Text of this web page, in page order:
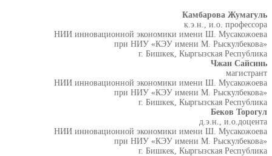
Камбарова Жумагуль
к.э.н., и.о. профессора
НИИ инновационной экономики имени Ш. Мусакожоева
при НИУ «КЭУ имени М. Рыскулбекова»
г. Бишкек, Кыргызская Республика
Чжан Сайсинь
магистрант
НИИ инновационной экономики имени Ш. Мусакожоева
при НИУ «КЭУ имени М. Рыскулбекова»
г. Бишкек, Кыргызская Республика
Беков Торогул
д.э.н., и.о.доцента
НИИ инновационной экономики имени Ш. Мусакожоева
при НИУ «КЭУ имени М. Рыскулбекова»
г. Бишкек, Кыргызская Республика